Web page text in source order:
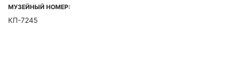
МУЗЕЙНЫЙ НОМЕР:
КП-7245